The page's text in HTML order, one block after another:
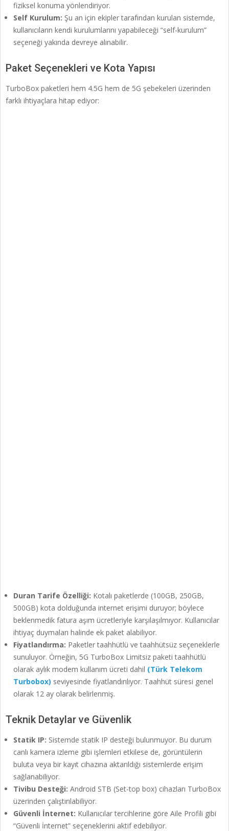
fiziksel konuma yönlendiriyor.
Self Kurulum: Şu an için ekipler tarafından kurulan sistemde,
kullanıcıların kendi kurulumlarını yapabileceği “self-kurulum”
seçeneği yakında devreye alınabilir.
Paket Seçenekleri ve Kota Yapısı
TurboBox paketleri hem 4.5G hem de 5G şebekeleri üzerinden
farklı ihtiyaçlara hitap ediyor:
Duran Tarife Özelliği: Kotalı paketlerde (100GB, 250GB,
500GB) kota dolduğunda internet erişimi duruyor; böylece
beklenmedik fatura aşım ücretleriyle karşılaşılmıyor. Kullanıcılar
ihtiyaç duymaları halinde ek paket alabiliyor.
Fiyatlandırma: Paketler taahhütlü ve taahhütsüz seçeneklerle
sunuluyor. Örneğin, 5G TurboBox Limitsiz paketi taahhütlü
olarak aylık modem kullanım ücreti dahil (Türk Telekom
Turbobox) seviyesinde fiyatlandırılıyor. Taahhüt süresi genel
olarak 12 ay olarak belirlenmiş.
Teknik Detaylar ve Güvenlik
Statik IP: Sistemde statik IP desteği bulunmuyor. Bu durum
canlı kamera izleme gibi işlemleri etkilese de, görüntülerin
buluta veya bir kayıt cihazına aktarıldığı sistemlerde erişim
sağlanabiliyor.
Tivibu Desteği: Android STB (Set-top box) cihazları TurboBox
üzerinden çalıştırılabiliyor.
Güvenli İnternet: Kullanıcılar tercihlerine göre Aile Profili gibi
“Güvenli İnternet” seçeneklerini aktif edebiliyor.